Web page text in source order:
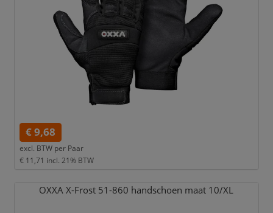
€ 9,68
excl. BTW per Paar
€ 11,71 incl. 21% BTW
OXXA X-Frost 51-860 handschoen maat 10/XL